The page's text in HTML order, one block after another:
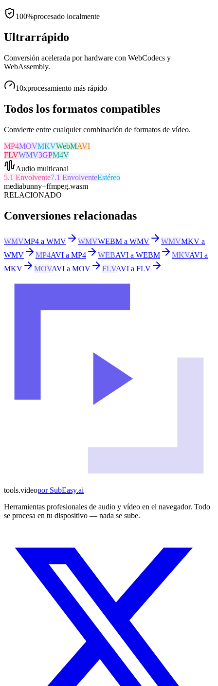
100%procesado localmente
Ultrarrápido
Conversión acelerada por hardware con WebCodecs y
WebAssembly.
10xprocesamiento más rápido
Todos los formatos compatibles
Convierte entre cualquier combinación de formatos de vídeo.
MP4MOVMKVWebMAVI
FLVWMV3GPM4V
Audio multicanal
5.1 Envolvente7.1 EnvolventeEstéreo
mediabunny+ffmpeg.wasm
RELACIONADO
Conversiones relacionadas
WMVMP4 a WMV WMVWEBM a WMV WMVMKV a
WMV
MP4AVI a MP4 WEBAVI a WEBM MKVAVI a
MKV
MOVAVI a MOV FLVAVI a FLV
tools.videoporSubEasy.ai
Herramientas profesionales de audio y vídeo en el navegador. Todo
se procesa en tu dispositivo — nada se sube.